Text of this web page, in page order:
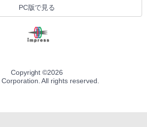
PC版で見る
Copyright ©2026
All rights reserved.